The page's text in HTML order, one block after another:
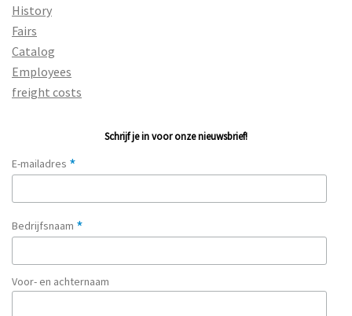
History
Fairs
Catalog
Employees
freight costs
Schrijf je in voor onze nieuwsbrief!
E-mailadres *
Bedrijfsnaam *
Voor- en achternaam